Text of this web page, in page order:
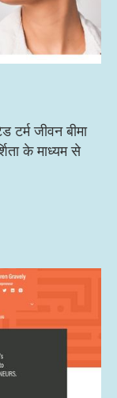
टर्म जीवन बीमा
के माध्यम से